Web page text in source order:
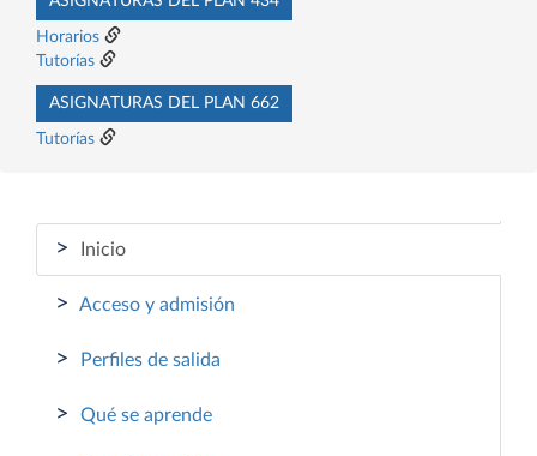
Horarios
Tutorías
ASIGNATURAS DEL PLAN 662
Tutorías
> Inicio
> Acceso y admisión
> Perfiles de salida
> Qué se aprende